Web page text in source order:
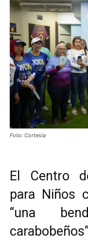
Foto: Cortesía
El Centro
para Niños
“una